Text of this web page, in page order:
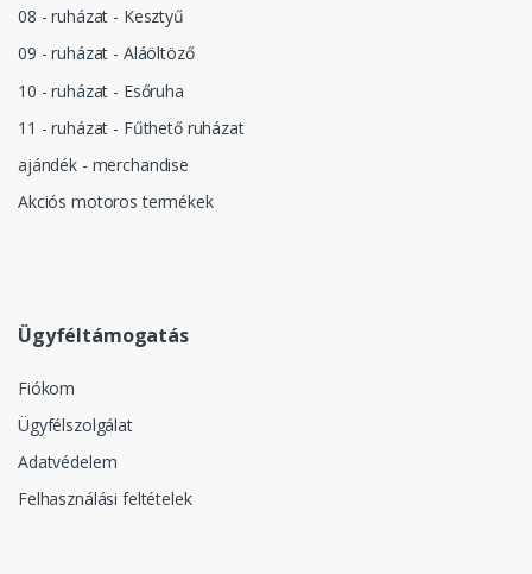
08 - ruházat - Kesztyű
09 - ruházat - Aláöltöző
10 - ruházat - Esőruha
11 - ruházat - Fűthető ruházat
ajándék - merchandise
Akciós motoros termékek
Ügyféltámogatás
Fiókom
Ügyfélszolgálat
Adatvédelem
Felhasználási feltételek